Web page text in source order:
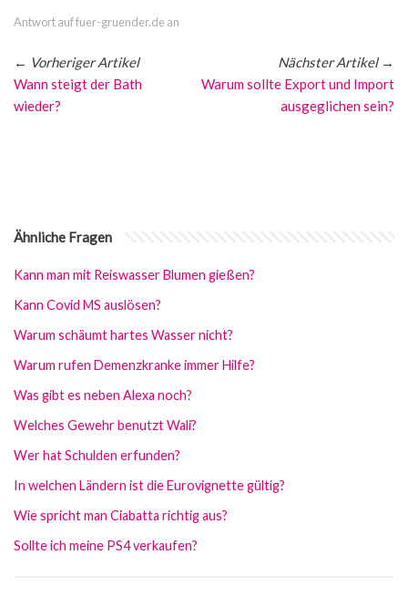
Antwort auf fuer-gruender.de an
← Vorheriger Artikel
Wann steigt der Bath
wieder?
Nächster Artikel→
Warum sollte Export und Import
ausgeglichen sein?
Ähnliche Fragen
Kann man mit Reiswasser Blumen gießen?
Kann Covid MS auslösen?
Warum schäumt hartes Wasser nicht?
Warum rufen Demenzkranke immer Hilfe?
Was gibt es neben Alexa noch?
Welches Gewehr benutzt Wali?
Wer hat Schulden erfunden?
In welchen Ländern ist die Eurovignette gültig?
Wie spricht man Ciabatta richtig aus?
Sollte ich meine PS4 verkaufen?